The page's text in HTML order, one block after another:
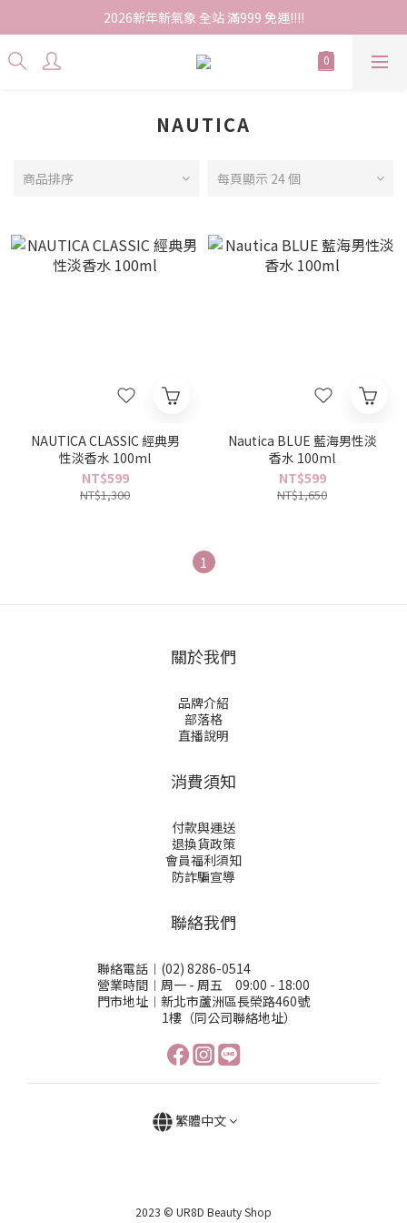
2026新年新氣象 全站 滿999 免運!!!!
NAUTICA
商品排序 每頁顯示 24 個
NAUTICA CLASSIC 經典男
性淡香水 100ml
NT$599
NT$1,300
Nautica BLUE 藍海男性淡
香水 100ml
NT$599
NT$1,650
1
關於我們
品牌介紹
部落格
直播說明
消費須知
付款與運送
退換貨政策
會員福利須知
防詐騙宣導
聯絡我們
聯絡電話︱(02) 8286-0514
營業時間︱周一 - 周五 09:00 - 18:00
門市地址︱新北市蘆洲區長榮路460號
1樓（同公司聯絡地址）
繁體中文
2023 © UR8D Beauty Shop